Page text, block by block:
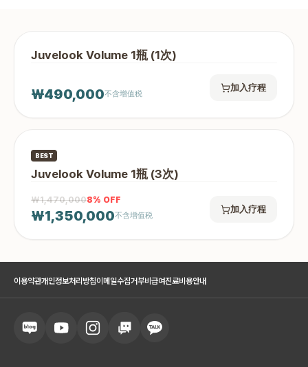
Juvelook Volume 1瓶 (1次)
₩490,000不含增值税
加入疗程
BEST
Juvelook Volume 1瓶 (3次)
₩1,470,0008% OFF
₩1,350,000不含增值税
加入疗程
이용약관개인정보처리방침이메일수집거부비급여진료비용안내